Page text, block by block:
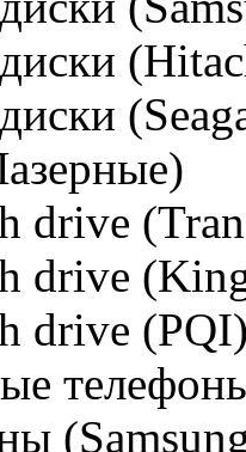
drive
drive
drive